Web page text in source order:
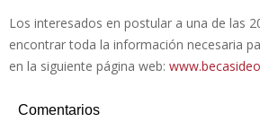
Los interesados en postular a una de las
encontrar toda la información necesaria
en la siguiente página web:
Comentarios